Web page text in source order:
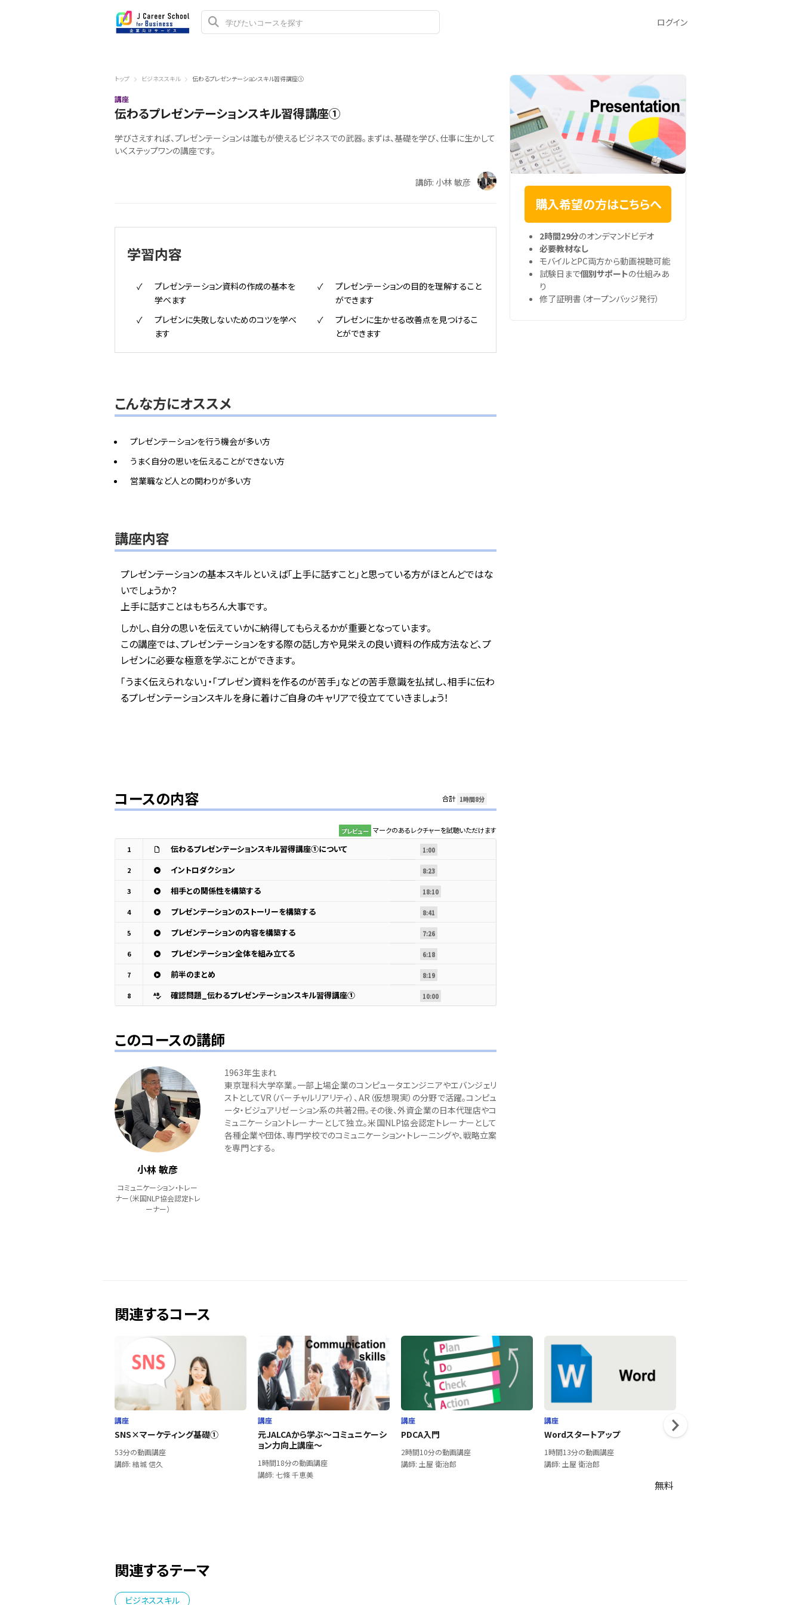
ログイン
トップ ビジネススキル 伝わるプレゼンテーションスキル習得講座①
講座
伝わるプレゼンテーションスキル習得講座①
学びさえすれば、プレゼンテーションは誰もが使えるビジネスでの武器。まずは、基礎を学び、仕事に生かして
いくステップワンの講座です。
講師: 小林 敏彦
学習内容
プレゼンテーション資料の作成の基本を
学べます
プレゼンテーションの目的を理解すること
ができます
プレゼンに失敗しないためのコツを学べ
ます
プレゼンに生かせる改善点を見つけるこ
とができます
こんな方にオススメ
プレゼンテーションを行う機会が多い方
うまく自分の思いを伝えることができない方
営業職など人との関わりが多い方
講座内容
プレゼンテーションの基本スキルといえば「上手に話すこと」と思っている方がほとんどではな
いでしょうか？
上手に話すことはもちろん大事です。
しかし、自分の思いを伝えていかに納得してもらえるかが重要となっています。
この講座では、プレゼンテーションをする際の話し方や見栄えの良い資料の作成方法など、プ
レゼンに必要な極意を学ぶことができます。
「うまく伝えられない」・「プレゼン資料を作るのが苦手」などの苦手意識を払拭し、相手に伝わ
るプレゼンテーションスキルを身に着けご自身のキャリアで役立てていきましょう！
コースの内容 合計 1時間8分
プレビュー マークのあるレクチャーを試聴いただけます
1
伝わるプレゼンテーションスキル習得講座①について 1:00
2 イントロダクション 8:23
3 相手との関係性を構築する 18:10
4 プレゼンテーションのストーリーを構築する 8:41
5 プレゼンテーションの内容を構築する 7:26
6 プレゼンテーション全体を組み立てる 6:18
7 前半のまとめ 8:19
8 確認問題_伝わるプレゼンテーションスキル習得講座① 10:00
このコースの講師
小林 敏彦
コミュニケーション・トレー
ナー（米国NLP協会認定トレ
ーナー）
1963年生まれ
東京理科大学卒業。一部上場企業のコンピュータエンジニアやエバンジェリ
ストとしてVR（バーチャルリアリティ）、AR（仮想現実）の分野で活躍。コンピュ
ータ・ビジュアリゼーション系の共著2冊。その後、外資企業の日本代理店やコ
ミュニケーショントレーナーとして独立。米国NLP協会認定トレーナーとして
各種企業や団体、専門学校でのコミュニケーション・トレーニングや、戦略立案
を専門とする。
購入希望の方はこちらへ
2時間29分のオンデマンドビデオ
必要教材なし
モバイルとPC両方から動画視聴可能
試験日まで個別サポートの仕組みあ
り
修了証明書（オープンバッジ発行）
関連するコース
講座
SNS×マーケティング基礎①
53分の動画講座
講師: 結城 信久
講座
元JALCAから学ぶ～コミュニケーシ
ョン力向上講座～
1時間18分の動画講座
講師: 七條 千恵美
講座
PDCA入門
2時間10分の動画講座
講師: 土屋 衛治郎
講座
Wordスタートアップ
1時間13分の動画講座
講師: 土屋 衛治郎
無料
関連するテーマ
ビジネススキル